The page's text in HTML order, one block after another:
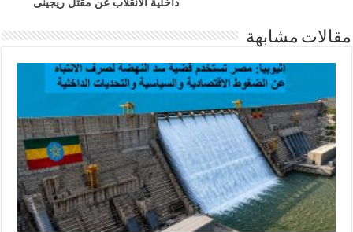
داخلية الانقلاب عن مقتل ريجينى
مقالات مشابهة